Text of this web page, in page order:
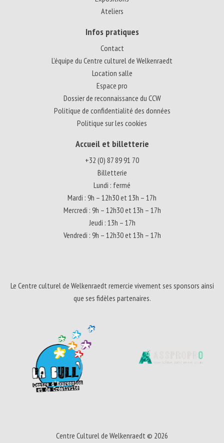
Ateliers
Infos pratiques
Contact
L’équipe du Centre culturel de Welkenraedt
Location salle
Espace pro
Dossier de reconnaissance du CCW
Politique de confidentialité des données
Politique sur les cookies
Accueil et billetterie
+32 (0) 87 89 91 70
Billetterie
Lundi : fermé
Mardi : 9h – 12h30 et 13h – 17h
Mercredi : 9h – 12h30 et 13h – 17h
Jeudi : 13h – 17h
Vendredi : 9h – 12h30 et 13h – 17h
Le Centre culturel de Welkenraedt remercie vivement ses sponsors ainsi
que ses fidèles partenaires.
Centre Culturel de Welkenraedt © 2026